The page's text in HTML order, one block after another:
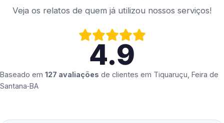
Veja os relatos de quem já utilizou nossos serviços!
4.9
Baseado em 127 avaliações de clientes em Tiquaruçu, Feira de
Santana‑BA